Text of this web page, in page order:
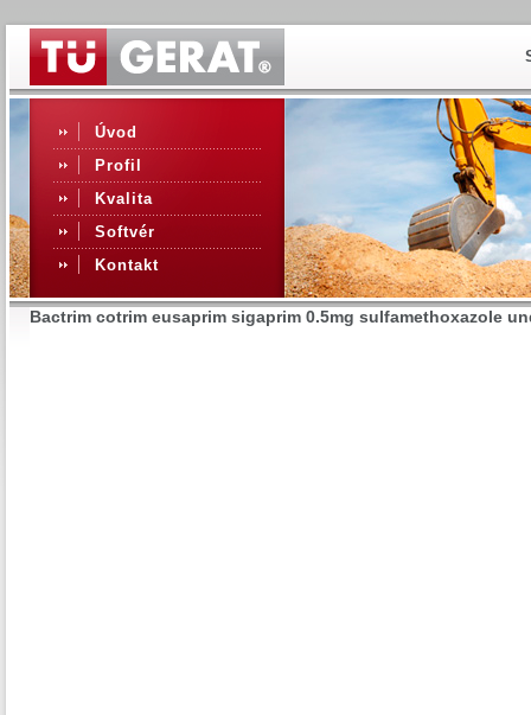
Úvod
Profil
Kvalita
Softvér
Kontakt
Bactrim cotrim eusaprim sigaprim 0.5mg sulfamethoxazole